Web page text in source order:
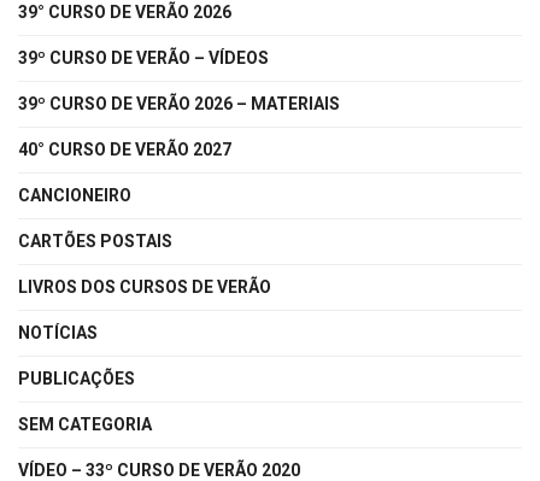
39° CURSO DE VERÃO 2026
39º CURSO DE VERÃO – VÍDEOS
39º CURSO DE VERÃO 2026 – MATERIAIS
40° CURSO DE VERÃO 2027
CANCIONEIRO
CARTÕES POSTAIS
LIVROS DOS CURSOS DE VERÃO
NOTÍCIAS
PUBLICAÇÕES
SEM CATEGORIA
VÍDEO – 33º CURSO DE VERÃO 2020